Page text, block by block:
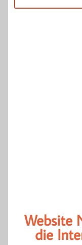
Website
die